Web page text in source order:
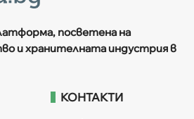
посветена на
и хранителната индустрия в
КОНТАКТИ